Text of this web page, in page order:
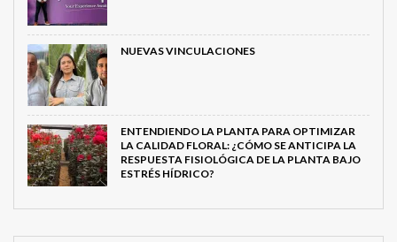
NUEVAS VINCULACIONES
ENTENDIENDO LA PLANTA PARA OPTIMIZAR
LA CALIDAD FLORAL: ¿CÓMO SE ANTICIPA LA
RESPUESTA FISIOLÓGICA DE LA PLANTA BAJO
ESTRÉS HÍDRICO?